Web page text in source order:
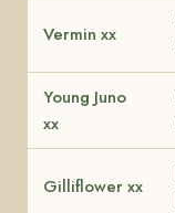
Vermin xx
Young Juno
xx
Gilliflower xx